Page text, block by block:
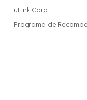
uLink Card
Programa de